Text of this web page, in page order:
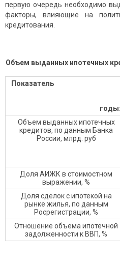
первую очередь необходимо
факторы, влияющие на
кредитования.
Объем выданных ипотечных
Показатель
годы:
Объем выданных ипотечных
кредитов, по данным Банка
России, млрд. руб
Доля АИЖК в стоимостном
выражении, %
Доля сделок с ипотекой на
рынке жилья, по данным
Росрегистрации, %
Отношение объема ипотечной
задолженности к ВВП, %